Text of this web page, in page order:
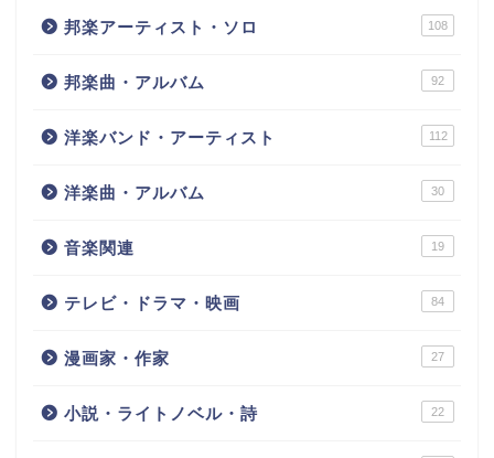
邦楽アーティスト・ソロ 108
邦楽曲・アルバム 92
洋楽バンド・アーティスト 112
洋楽曲・アルバム 30
音楽関連 19
テレビ・ドラマ・映画 84
漫画家・作家 27
小説・ライトノベル・詩 22